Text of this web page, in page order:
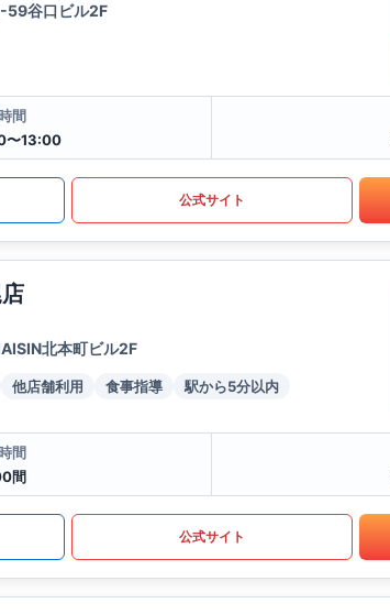
59谷口ビル2F
間
〜13:00
公式サイト
北本町ビル2F
他店舗利用 食事指導 駅から5分以内
間
間
公式サイト